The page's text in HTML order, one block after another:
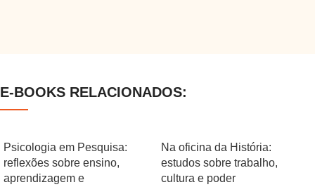
E-BOOKS RELACIONADOS:
Psicologia em Pesquisa:
reflexões sobre ensino,
aprendizagem e
Na oficina da História:
estudos sobre trabalho,
cultura e poder